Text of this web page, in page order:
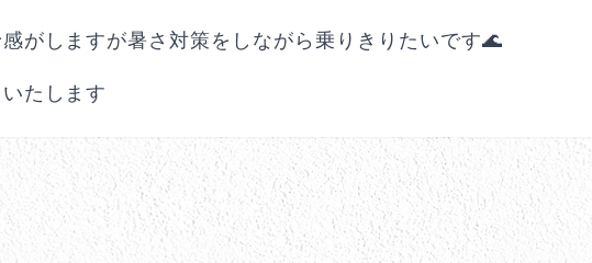
がしますが暑さ対策をしながら乗りきりたいです🌊
たします